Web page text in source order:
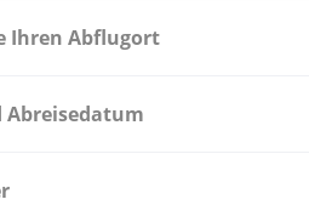
Ihren Abflugort
Abreisedatum